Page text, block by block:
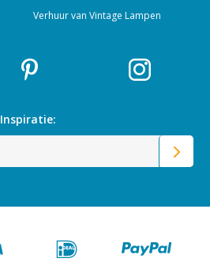
Verhuur van Vintage Lampen
Inspiratie: